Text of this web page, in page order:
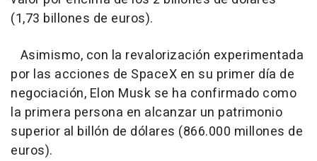
(1,73 billones de euros).
Asimismo, con la revalorización experimentada
por las acciones de SpaceX en su primer día de
negociación, Elon Musk se ha confirmado como
la primera persona en alcanzar un patrimonio
superior al billón de dólares (866.000 millones de
euros).